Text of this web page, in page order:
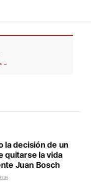
→
la decisión de un
quitarse la vida
Juan Bosch